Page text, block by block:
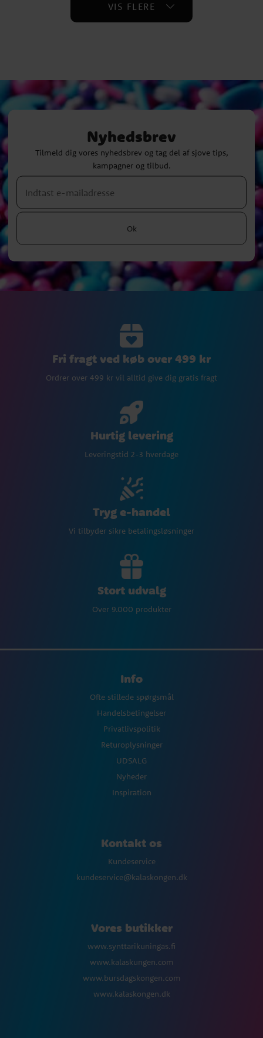
VIS FLERE
Nyhedsbrev
Tilmeld dig vores nyhedsbrev og tag del af sjove tips,
kampagner og tilbud.
Ok
Fri fragt ved køb over 499 kr
Ordrer over 499 kr vil alltid give dig gratis fragt
Hurtig levering
Leveringstid 2-3 hverdage
Tryg e-handel
Vi tilbyder sikre betalingsløsninger
Stort udvalg
Over 9.000 produkter
Info
Ofte stillede spørgsmål
Handelsbetingelser
Privatlivspolitik
Returoplysninger
UDSALG
Nyheder
Inspiration
Kontakt os
Kundeservice
kundeservice@kalaskongen.dk
Vores butikker
www.synttarikuningas.fi
www.kalaskungen.com
www.bursdagskongen.com
www.kalaskongen.dk